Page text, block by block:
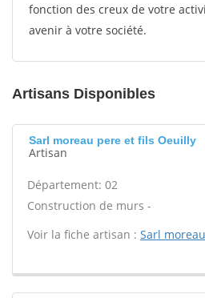
fonction des creux de votre
avenir à votre société.
Artisans Disponibles
Sarl moreau pere et fils Oeuilly
Artisan
Département: 02
Construction de murs -
Voir la fiche artisan : Sarl